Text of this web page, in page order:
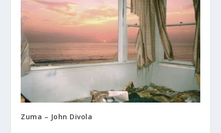
Zuma – John Divola